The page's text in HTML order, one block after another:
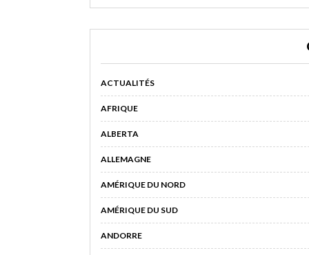
ACTUALITÉS
AFRIQUE
ALBERTA
ALLEMAGNE
AMÉRIQUE DU NORD
AMÉRIQUE DU SUD
ANDORRE